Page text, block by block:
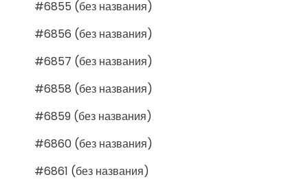
#6855 (без названия)
#6856 (без названия)
#6857 (без названия)
#6858 (без названия)
#6859 (без названия)
#6860 (без названия)
#6861 (без названия)